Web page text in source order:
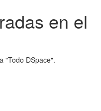
en el
"Todo DSpace".